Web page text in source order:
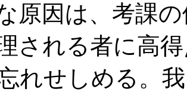
原因は、考課
される者に高
れせしめる。